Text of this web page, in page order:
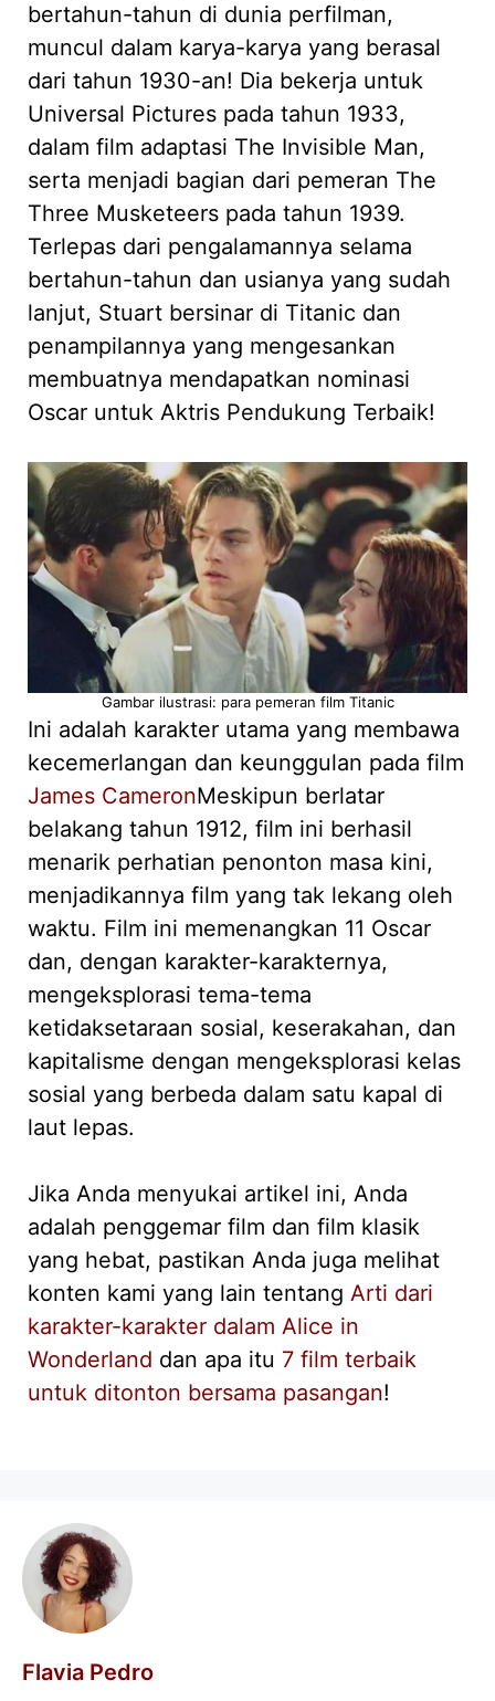
bertahun-tahun di dunia perfilman,
muncul dalam karya-karya yang berasal
dari tahun 1930-an! Dia bekerja untuk
Universal Pictures pada tahun 1933,
dalam film adaptasi The Invisible Man,
serta menjadi bagian dari pemeran The
Three Musketeers pada tahun 1939.
Terlepas dari pengalamannya selama
bertahun-tahun dan usianya yang sudah
lanjut, Stuart bersinar di Titanic dan
penampilannya yang mengesankan
membuatnya mendapatkan nominasi
Oscar untuk Aktris Pendukung Terbaik!
Gambar ilustrasi: para pemeran film Titanic
Ini adalah karakter utama yang membawa
kecemerlangan dan keunggulan pada film
James CameronMeskipun berlatar
belakang tahun 1912, film ini berhasil
menarik perhatian penonton masa kini,
menjadikannya film yang tak lekang oleh
waktu. Film ini memenangkan 11 Oscar
dan, dengan karakter-karakternya,
mengeksplorasi tema-tema
ketidaksetaraan sosial, keserakahan, dan
kapitalisme dengan mengeksplorasi kelas
sosial yang berbeda dalam satu kapal di
laut lepas.
Jika Anda menyukai artikel ini, Anda
adalah penggemar film dan film klasik
yang hebat, pastikan Anda juga melihat
konten kami yang lain tentang Arti dari
karakter-karakter dalam Alice in
Wonderland dan apa itu 7 film terbaik
untuk ditonton bersama pasangan!
Flavia Pedro